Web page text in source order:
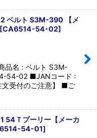
ベルト S3M-390 【メ
[CA6514-54-02]
品名 : ベルト S3M-
54-02 ■JANコード :
受付のご注意】 ■ご
Ｔプーリー【メーカ
54-01]